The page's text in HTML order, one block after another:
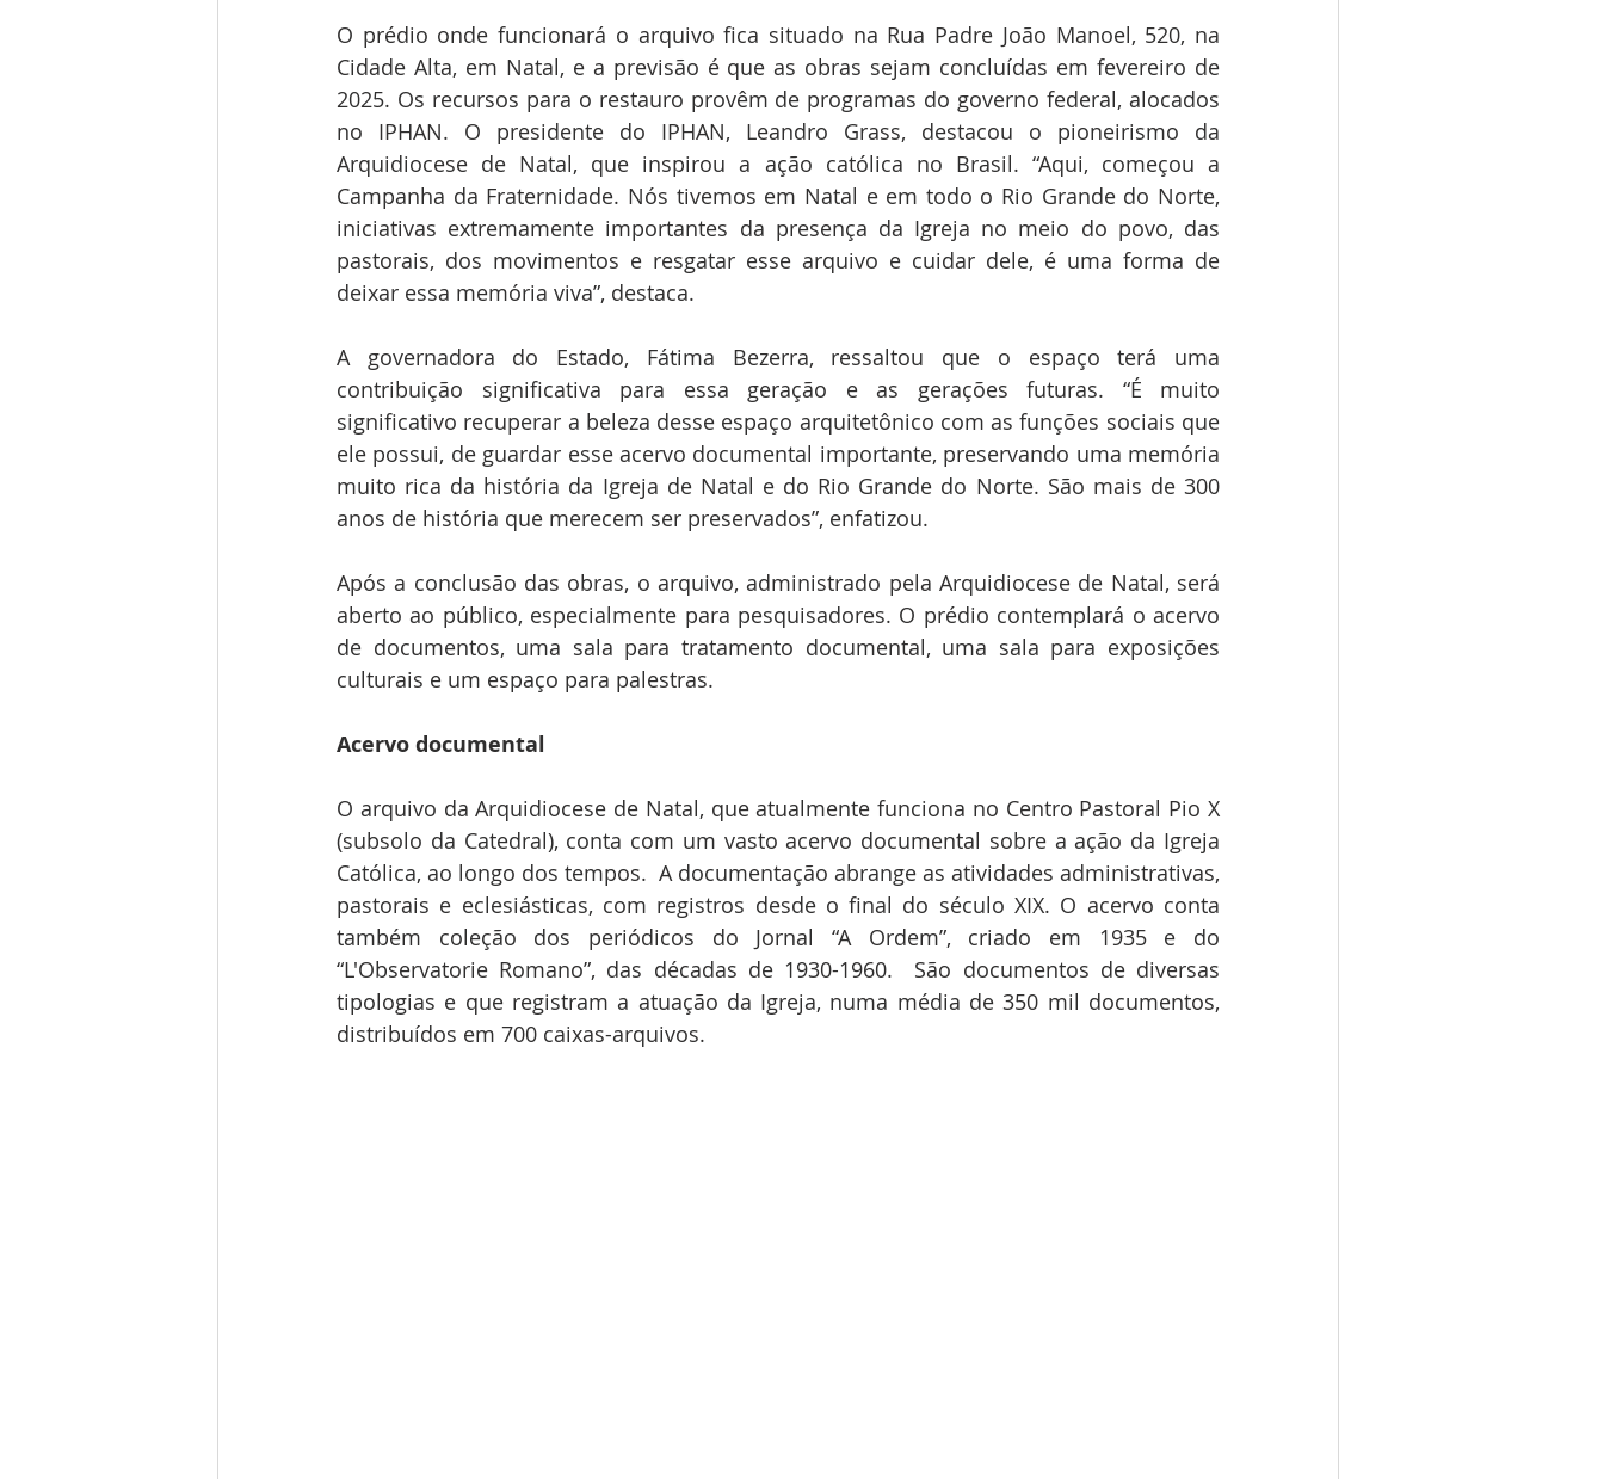
O prédio onde funcionará o arquivo fica situado na Rua Padre João Manoel, 520, na
Cidade Alta, em Natal, e a previsão é que as obras sejam concluídas em fevereiro de
2025. Os recursos para o restauro provêm de programas do governo federal, alocados
no IPHAN. O presidente do IPHAN, Leandro Grass, destacou o pioneirismo da
Arquidiocese de Natal, que inspirou a ação católica no Brasil. “Aqui, começou a
Campanha da Fraternidade. Nós tivemos em Natal e em todo o Rio Grande do Norte,
iniciativas extremamente importantes da presença da Igreja no meio do povo, das
pastorais, dos movimentos e resgatar esse arquivo e cuidar dele, é uma forma de
deixar essa memória viva”, destaca.
A governadora do Estado, Fátima Bezerra, ressaltou que o espaço terá uma
contribuição significativa para essa geração e as gerações futuras. “É muito
significativo recuperar a beleza desse espaço arquitetônico com as funções sociais que
ele possui, de guardar esse acervo documental importante, preservando uma memória
muito rica da história da Igreja de Natal e do Rio Grande do Norte. São mais de 300
anos de história que merecem ser preservados”, enfatizou.
Após a conclusão das obras, o arquivo, administrado pela Arquidiocese de Natal, será
aberto ao público, especialmente para pesquisadores. O prédio contemplará o acervo
de documentos, uma sala para tratamento documental, uma sala para exposições
culturais e um espaço para palestras.
Acervo documental
O arquivo da Arquidiocese de Natal, que atualmente funciona no Centro Pastoral Pio X
(subsolo da Catedral), conta com um vasto acervo documental sobre a ação da Igreja
Católica, ao longo dos tempos.  A documentação abrange as atividades administrativas,
pastorais e eclesiásticas, com registros desde o final do século XIX. O acervo conta
também coleção dos periódicos do Jornal “A Ordem”, criado em 1935 e do
“L'Observatorie Romano”, das décadas de 1930-1960.  São documentos de diversas
tipologias e que registram a atuação da Igreja, numa média de 350 mil documentos,
distribuídos em 700 caixas-arquivos.